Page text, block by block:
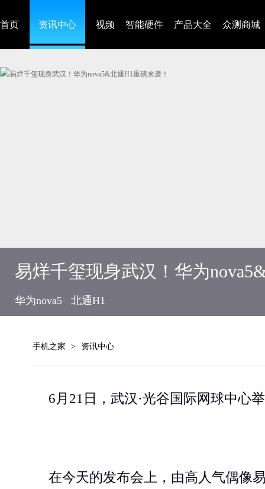
首页 资讯中心 视频 智能硬件 产品大全 众测商城
易烊千玺现身武汉！华为
华为nova5 北通H1
手机之家 > 资讯中心
6 月 21 日， 武汉 ·光谷国际网球中心
在今天的发布会上，由高人气偶像